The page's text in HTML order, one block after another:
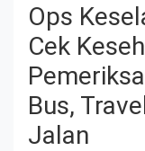
Ops
Cek
Bus,
Jalan